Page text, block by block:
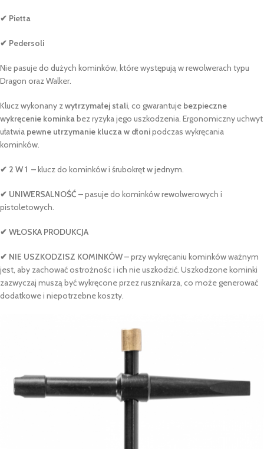
✔ Pietta
✔ Pedersoli
Nie pasuje do dużych kominków, które występują w rewolwerach typu
Dragon oraz Walker.
Klucz wykonany zwytrzymałej stali, co gwarantuje bezpieczne
wykręcenie kominkabez ryzyka jego uszkodzenia. Ergonomiczny uchwyt
ułatwia pewne utrzymanie klucza w dłonipodczas wykręcania
kominków.
✔ 2 W 1 –klucz do kominków i śrubokręt w jednym.
✔ UNIWERSALNOŚĆ –pasuje do kominków rewolwerowych i
pistoletowych.
✔ WŁOSKA PRODUKCJA
✔ NIE USZKODZISZ KOMINKÓW –przy wykręcaniu kominków ważnym
jest, aby zachować ostrożnośc i ich nie uszkodzić. Uszkodzone kominki
zazwyczaj muszą być wykręcone przez rusznikarza, co może generować
dodatkowe i niepotrzebne koszty.